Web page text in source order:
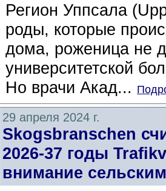
Регион Уппсала
роды, которые
дома, роженица не
университетской
Но врачи Акад...
29 апреля 2024 г.
Skogsbranschen
2026-37 годы
внимание